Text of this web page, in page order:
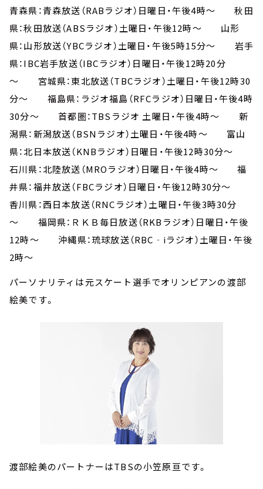
青森県：青森放送（RABラジオ）日曜日・午後4時～ 秋田
県：秋田放送（ABSラジオ）土曜日・午後12時～ 山形
県：山形放送（YBCラジオ）土曜日・午後5時15分～ 岩手
県：IBC岩手放送（IBCラジオ）日曜日・午後12時20分
～ 宮城県：東北放送（TBCラジオ）土曜日・午後12時30
分～ 福島県：ラジオ福島（RFCラジオ）日曜日・午後4時
30分～ 首都圏：TBSラジオ 土曜日・午後4時～ 新
潟県：新潟放送（BSNラジオ）土曜日・午後4時～ 富山
県：北日本放送（KNBラジオ）日曜日・午後12時30分～
石川県：北陸放送（MROラジオ）日曜日・午後4時～ 福
井県：福井放送（FBCラジオ）日曜日・午後12時30分～
香川県：西日本放送（RNCラジオ）土曜日・午後3時30分
～ 福岡県：ＲＫＢ毎日放送（RKBラジオ）日曜日・午後
12時～ 沖縄県：琉球放送（RBC‐iラジオ）土曜日・午後
2時～
パーソナリティは元スケート選手でオリンピアンの渡部
絵美です。
渡部絵美のパートナーはTBSの小笠原亘です。